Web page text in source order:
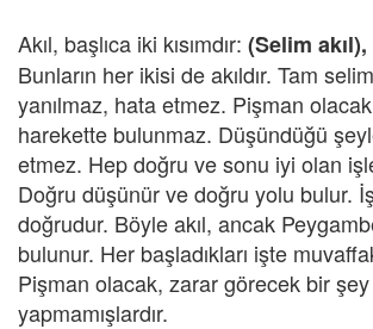
Akıl, başlıca iki kısımdır: (Selim akıl),
Bunların her ikisi de akıldır. Tam
yanılmaz, hata etmez. Pişman
harekette bulunmaz. Düşündüğü
etmez. Hep doğru ve sonu iyi olan
Doğru düşünür ve doğru yolu bulur.
doğrudur. Böyle akıl, ancak
bulunur. Her başladıkları işte
Pişman olacak, zarar görecek bir şey
yapmamışlardır.